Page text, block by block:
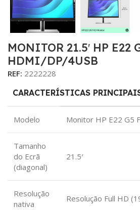
MONITOR 21.5′ HP E22
HDMI/DP/4USB
REF: 2222228
CARACTERÍSTICAS
Modelo Monitor HP E22 G5
Tamanho
do Ecrã
(diagonal)
21.5′
Resolução
nativa
Resolução Full HD